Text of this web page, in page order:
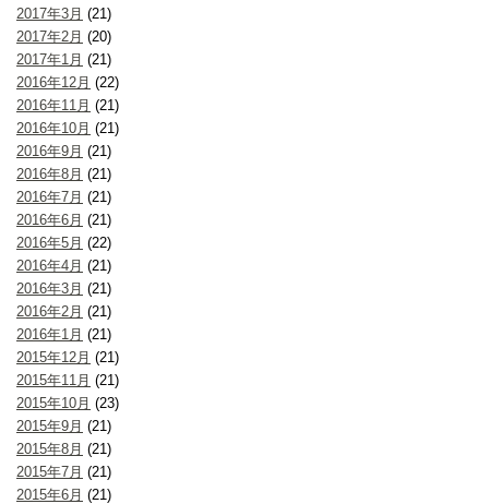
2017年3月 (21)
2017年2月 (20)
2017年1月 (21)
2016年12月 (22)
2016年11月 (21)
2016年10月 (21)
2016年9月 (21)
2016年8月 (21)
2016年7月 (21)
2016年6月 (21)
2016年5月 (22)
2016年4月 (21)
2016年3月 (21)
2016年2月 (21)
2016年1月 (21)
2015年12月 (21)
2015年11月 (21)
2015年10月 (23)
2015年9月 (21)
2015年8月 (21)
2015年7月 (21)
2015年6月 (21)